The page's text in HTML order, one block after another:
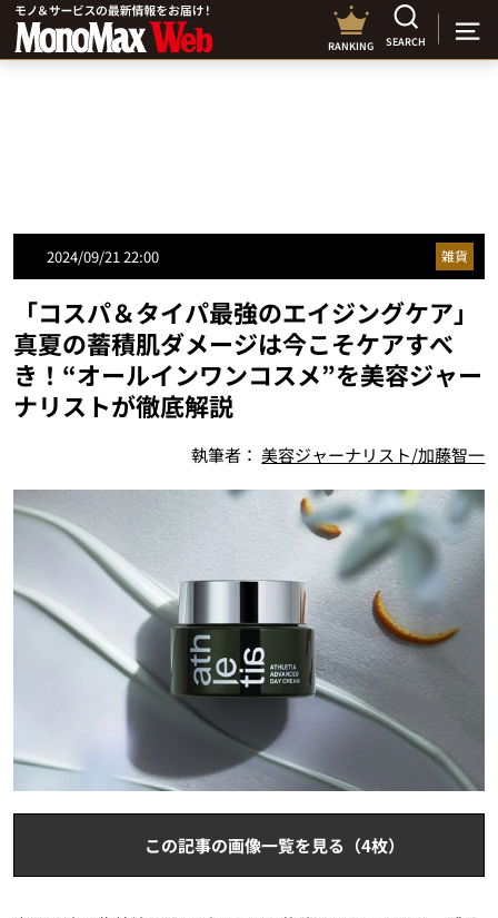
RANKING SEARCH
2024/09/21 22:00 雑貨
「コスパ＆タイパ最強のエイジングケア」
真夏の蓄積肌ダメージは今こそケアすべ
き！“オールインワンコスメ”を美容ジャー
ナリストが徹底解説
執筆者：美容ジャーナリスト/加藤智一
この記事の画像一覧を見る（4枚）